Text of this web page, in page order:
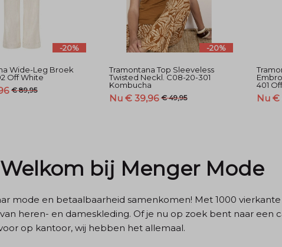
-20%
Wide-Leg Broek
Off White
€ 89,95
-20%
Tramontana Top Sleeveless
Twisted Neckl. C08-20-301
Kombucha
Nu € 39,96 € 49,95
401
Nu €
Welkom bij Menger Mode
mode en betaalbaarheid samenkomen! Met 1000
heren- en dameskleding. Of je nu op zoek bent naar een
op kantoor, wij hebben het allemaal.